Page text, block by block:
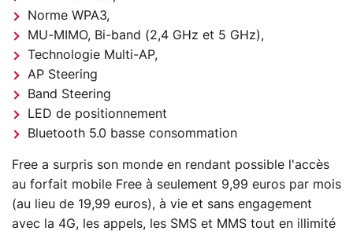
Norme WPA3,
MU-MIMO, Bi-band (2,4 GHz et 5 GHz),
Technologie Multi-AP,
AP Steering
Band Steering
LED de positionnement
Bluetooth 5.0 basse consommation
Free a surpris son monde en rendant possible l'accès
au forfait mobile Free à seulement 9,99 euros par mois
(au lieu de 19,99 euros), à vie et sans engagement
avec la 4G, les appels, les SMS et MMS tout en illimité